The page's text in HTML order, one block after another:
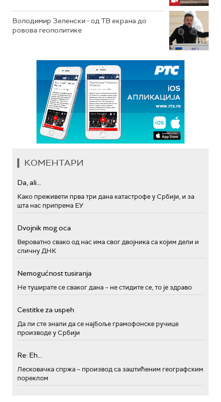
Володимир Зеленски - од ТВ екрана до
ровова геополитике
КОМЕНТАРИ
Da, ali...
Како преживети прва три дана катастрофе у Србији, и за
шта нас припрема ЕУ
Dvojnik mog oca
Вероватно свако од нас има свог двојника са којим дели и
сличну ДНК
Nemogućnost tusiranja
Не туширате се сваког дана – не стидите се, то је здраво
Cestitke za uspeh
Да ли сте знали да се најбоље грамофонске ручице
производе у Србији
Re: Eh...
Лесковачка спржа – производ са заштићеним географским
пореклом